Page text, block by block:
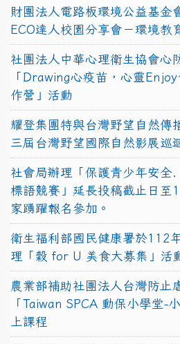
財團法人電路板環境公益基金
ECO達人校園分享會－環境教
社團法人中華心理衛生協會心
「Drawing心疫苗，心靈
作營」活動
耀登集團特與台灣野望自然傳
三屆台灣野望國際自然影展巡
社會局辦理「保護青少年安全
標語競賽」延長投稿截止日至
家踴躍報名參加。
衛生福利部國民健康署於112
理「穀 for U 美食大募集」活
農業部補助社團法人台灣防止
「Taiwan SPCA 動保小學堂-
上課程